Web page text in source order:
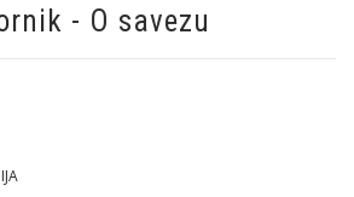
- O savezu